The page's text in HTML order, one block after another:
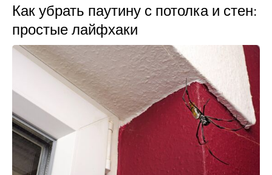
Как убрать паутину с потолка и стен:
простые лайфхаки